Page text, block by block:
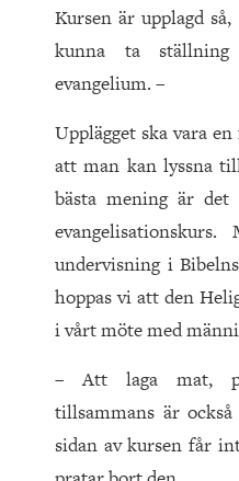
Kursen är upplagd
kunna ta
evangelium. –
Upplägget ska vara
att man kan lyssna
bästa mening är
undervisning i
hoppas vi att den
i vårt möte med
– Att laga mat,
tillsammans är
sidan av kursen får